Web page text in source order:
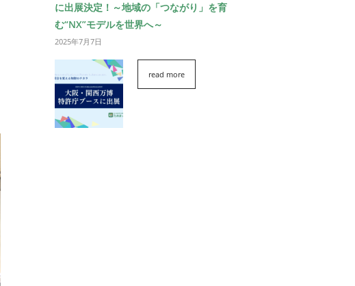
に出展決定！～地域の「つながり」を育
む“NX”モデルを世界へ～
2025年7月7日
read more